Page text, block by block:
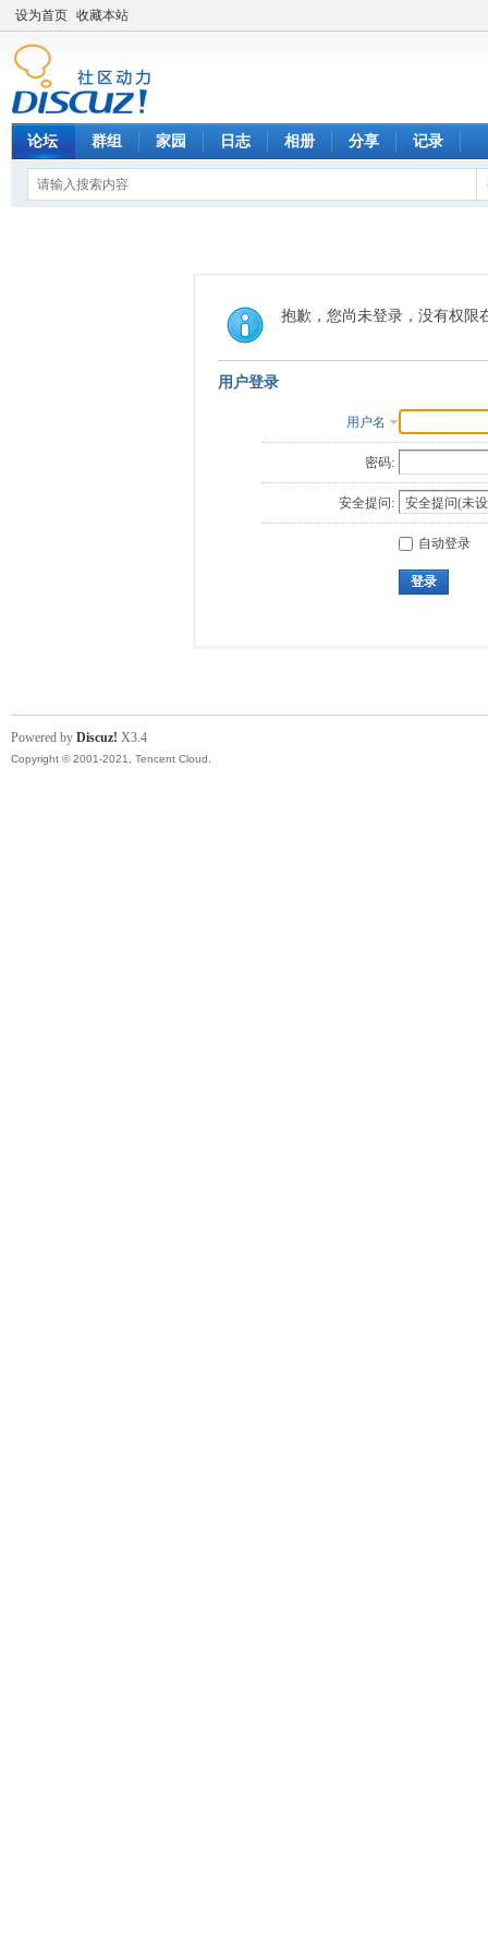
设为首页 收藏本站
论坛 群组 家园 日志 相册 分享 记录
抱歉，您尚未登录，没有权限
用户登录
用户名
密码:
安全提问:
自动登录
登录
Powered by Discuz! X3.4
Copyright © 2001-2021, Tencent Cloud.